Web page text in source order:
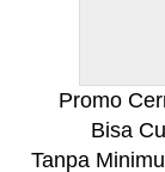
Promo
Bisa
Tanpa